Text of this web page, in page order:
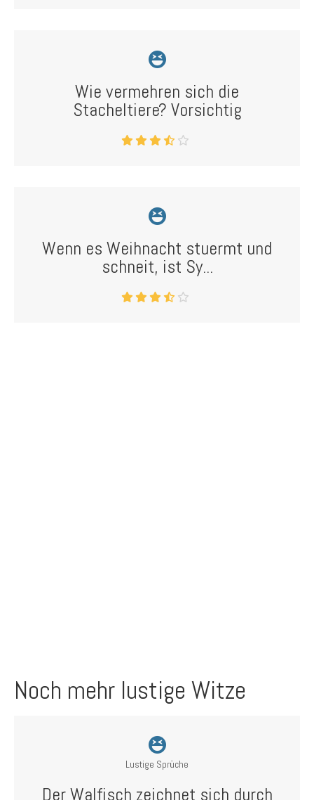
Wie vermehren sich die
Stacheltiere? Vorsichtig
Wenn es Weihnacht stuermt und
schneit, ist Sy...
Noch mehr lustige Witze
Lustige Sprüche
Der Walfisch zeichnet sich durch